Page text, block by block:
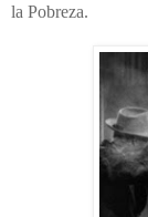
la Pobreza.